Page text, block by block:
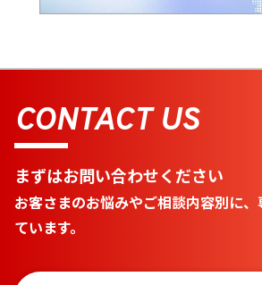
CONTACT US
まずはお問い合わせください
お客さまのお悩みやご相談内容別に
ています。